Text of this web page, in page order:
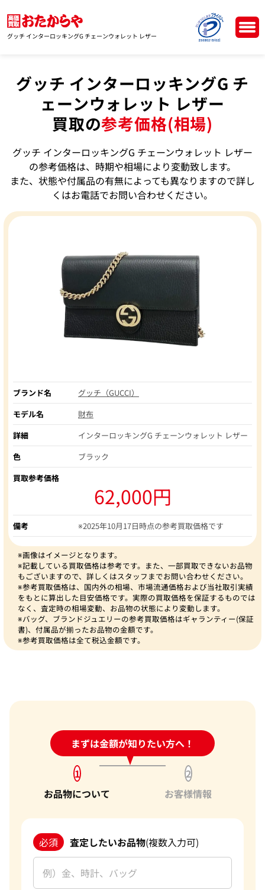
グッチ インターロッキングG チェーンウォレット レザー
グッチ インターロッキングG チ
ェーンウォレット レザー
買取の参考価格(相場)
グッチ インターロッキングG チェーンウォレット レザー
の参考価格は、時期や相場により変動致します。
また、状態や付属品の有無によっても異なりますので詳し
くはお電話でお問い合わせください。
ブランド名
グッチ（GUCCI）
モデル名
財布
詳細
インターロッキングG チェーンウォレット レザー
色
ブラック
買取参考価格
62,000円
備考 ※2025年10月17日時点の参考買取価格です
※画像はイメージとなります。
※記載している買取価格は参考です。また、一部買取できないお品物
もございますので、詳しくはスタッフまでお問い合わせください。
※参考買取価格は、国内外の相場、市場流通価格および当社取引実績
をもとに算出した目安価格です。実際の買取価格を保証するものでは
なく、査定時の相場変動、お品物の状態により変動します。
※バッグ、ブランドジュエリーの参考買取価格はギャランティー(保証
書)、付属品が揃ったお品物の金額です。
※参考買取価格は全て税込金額です。
まずは金額が知りたい方へ！
24時間受付中!問い合わせフォーム
1
お品物について
2
お客様情報
必須 査定したいお品物(複数入力可)